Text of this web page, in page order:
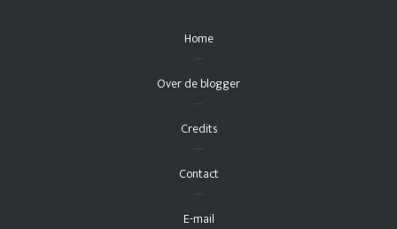
Home
Over de blogger
Credits
Contact
E-mail